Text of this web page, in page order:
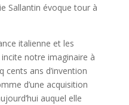
Sallantin évoque tour à
italienne et les
notre imaginaire à
cents ans d’invention
d’une acquisition
auquel elle